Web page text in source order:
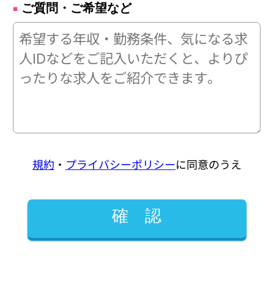
ご質問・ご希望など
規約 ・ プライバシーポリシーに同意のうえ